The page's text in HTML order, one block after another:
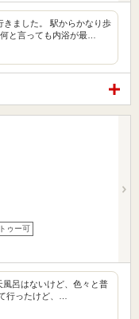
きました。 駅からかなり歩
と言っても内浴が最…
ゥー可
呂はないけど、色々と普
行ったけど、…